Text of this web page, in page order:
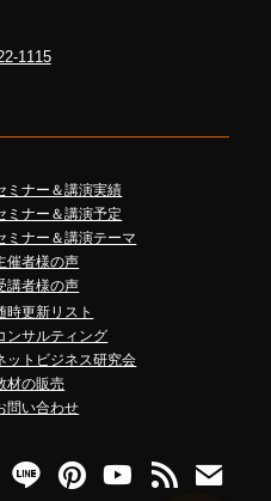
1115
ミナー＆講演実績
ミナー＆講演予定
ミナー＆講演テーマ
催者様の声
講者様の声
時更新リスト
ンサルティング
ットビジネス研究会
材の販売
問い合わせ